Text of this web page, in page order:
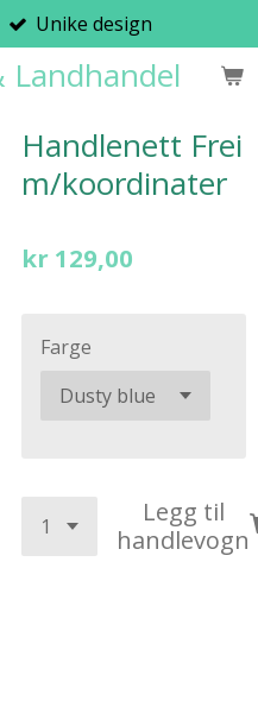
Landhandel
Unike design
Handlenett Frei
m/koordinater
kr 129,00
Farge
Legg til
handlevogn